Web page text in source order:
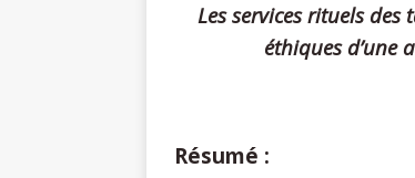
Les services rituels
éthiques d’une
Résumé :